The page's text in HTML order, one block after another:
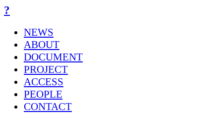
?
NEWS
ABOUT
DOCUMENT
PROJECT
ACCESS
PEOPLE
CONTACT